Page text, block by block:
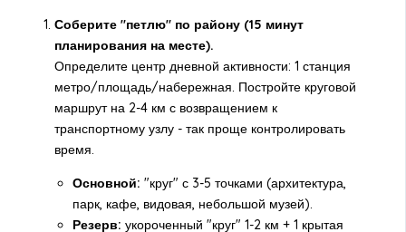
Соберите "петлю" по району (15 минут
планирования на месте).
Определите центр дневной активности: 1 станция
метро/площадь/набережная. Постройте круговой
маршрут на 2-4 км с возвращением к
транспортному узлу - так проще контролировать
время.
Основной: "круг" с 3-5 точками (архитектура,
парк, кафе, видовая, небольшой музей).
Резерв: укороченный "круг" 1-2 км + 1 крытая